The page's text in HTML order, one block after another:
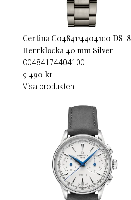
Certina C0484174404100 DS-8
Herrklocka 40 mm Silver
C0484174404100
9 490 kr
Visa produkten